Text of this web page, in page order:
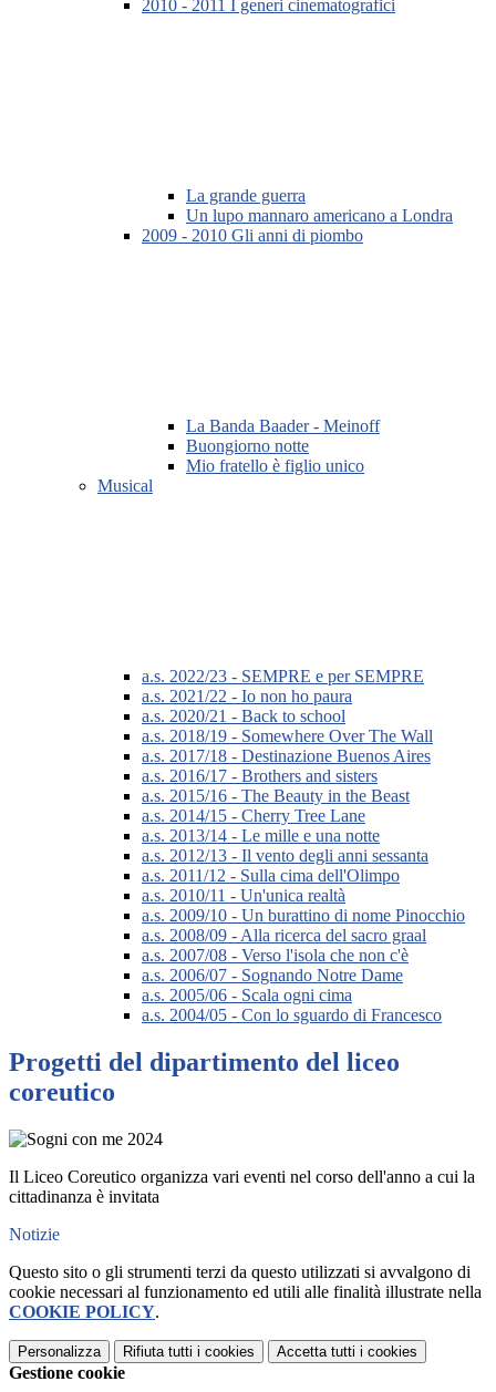
2010 - 2011 I generi cinematografici
La grande guerra
Un lupo mannaro americano a Londra
2009 - 2010 Gli anni di piombo
La Banda Baader - Meinoff
Buongiorno notte
Mio fratello è figlio unico
Musical
a.s. 2022/23 - SEMPRE e per SEMPRE
a.s. 2021/22 - Io non ho paura
a.s. 2020/21 - Back to school
a.s. 2018/19 - Somewhere Over The Wall
a.s. 2017/18 - Destinazione Buenos Aires
a.s. 2016/17 - Brothers and sisters
a.s. 2015/16 - The Beauty in the Beast
a.s. 2014/15 - Cherry Tree Lane
a.s. 2013/14 - Le mille e una notte
a.s. 2012/13 - Il vento degli anni sessanta
a.s. 2011/12 - Sulla cima dell'Olimpo
a.s. 2010/11 - Un'unica realtà
a.s. 2009/10 - Un burattino di nome Pinocchio
a.s. 2008/09 - Alla ricerca del sacro graal
a.s. 2007/08 - Verso l'isola che non c'è
a.s. 2006/07 - Sognando Notre Dame
a.s. 2005/06 - Scala ogni cima
a.s. 2004/05 - Con lo sguardo di Francesco
Progetti del dipartimento del liceo
coreutico
Il Liceo Coreutico organizza vari eventi nel corso dell'anno a cui la
cittadinanza è invitata
Notizie
Questo sito o gli strumenti terzi da questo utilizzati si avvalgono di
cookie necessari al funzionamento ed utili alle finalità illustrate nella
COOKIE POLICY.
Personalizza Rifiuta tutti i cookies Accetta tutti i cookies
Gestione cookie